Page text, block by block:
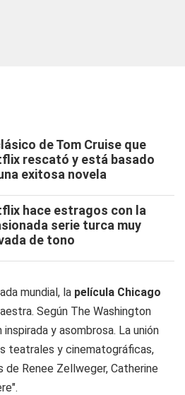
de Tom Cruise que
rescató y está basado
exitosa novela
hace estragos con la
serie turca muy
de tono
mundial, la película Chicago
Según The Washington
y asombrosa. La unión
teatrales y cinematográficas,
Renee Zellweger, Catherine